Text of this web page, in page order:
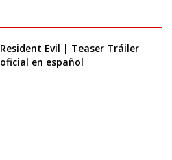
Resident Evil | Teaser Tráiler
oficial en español